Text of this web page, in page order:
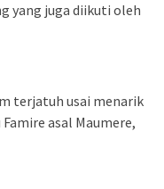
yang juga diikuti oleh
terjatuh usai menarik
asal Maumere,